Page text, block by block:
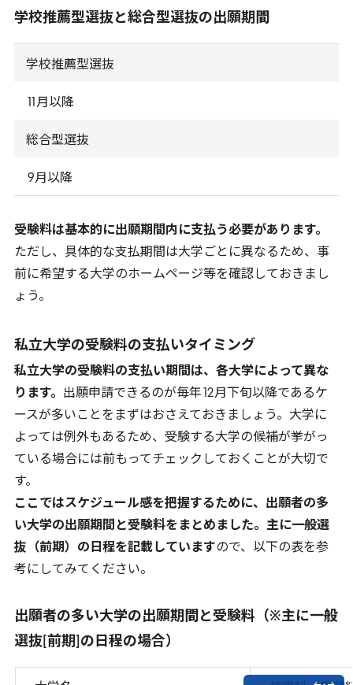
学校推薦型選抜と総合型選抜の出願期間
学校推薦型選抜
月以降
総合型選抜
9月以降
受験料は基本的に出願期間内に支払う必要があります。
ただし、具体的な支払期間は大学ごとに異なるため、事
前に希望する大学のホームページ等を確認しておきまし
ょう。
私立大学の受験料の支払いタイミング
私立大学の受験料の支払い期間は、各大学によって異な
ります。 出願申請できるのが毎年 12月下旬以降であるケ
ースが多いことをまずはおさえておきましょう。大学に
よっては例外もあるため、受験する大学の候補が挙がっ
ている場合には前もってチェックしておくことが大切で
す。
ここではスケジュール感を把握するために、出願者の多
い大学の出願期間と受験料をまとめました。主に一般選
抜（前期）の日程を記載していますので、以下の表を参
考にしてみてください。
出願者の多い大学の出願期間と受験料（※主に一般
選抜[前期]の日程の場合）